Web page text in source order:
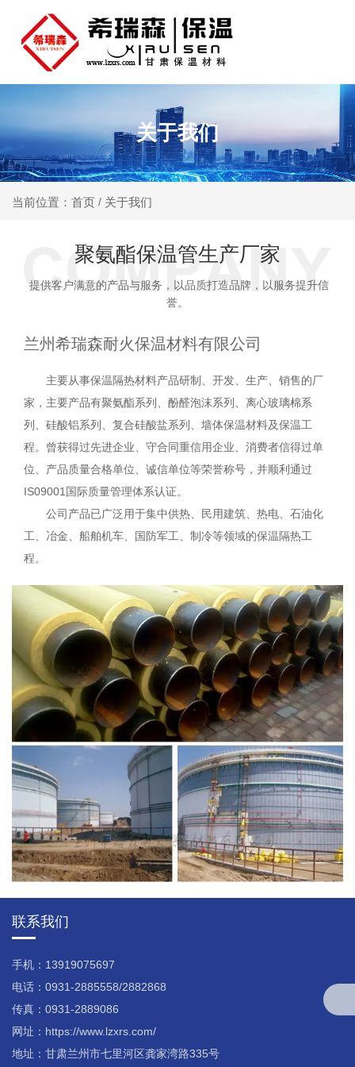
关于我们
当前位置：首页 / 关于我们
聚氨酯保温管生产厂家
提供客户满意的产品与服务，以品质打造品牌，以服务提升信
誉。
兰州希瑞森耐火保温材料有限公司
主要从事保温隔热材料产品研制、开发、生产、销售的厂
家，主要产品有聚氨酯系列、酚醛泡沫系列、离心玻璃棉系
列、硅酸铝系列、复合硅酸盐系列、墙体保温材料及保温工
程。曾获得过先进企业、守合同重信用企业、消费者信得过单
位、产品质量合格单位、诚信单位等荣誉称号，并顺利通过
IS09001国际质量管理体系认证。
公司产品已广泛用于集中供热、民用建筑、热电、石油化
工、冶金、船舶机车、国防军工、制冷等领域的保温隔热工
程。
联系我们
手机：13919075697
电话：0931-2885558/2882868
传真：0931-2889086
网址：https://www.lzxrs.com/
地址：甘肃兰州市七里河区龚家湾路335号